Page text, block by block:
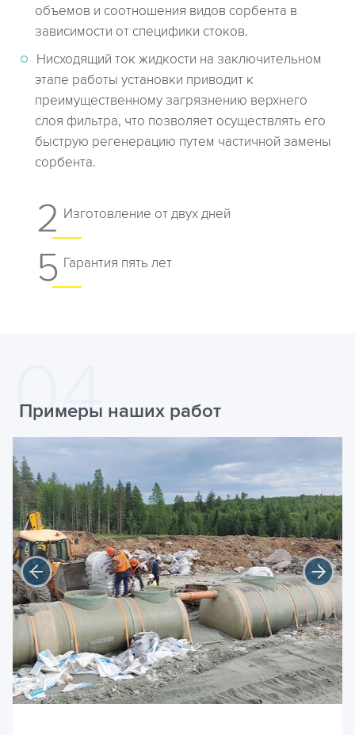
объемов и соотношения видов сорбента в
зависимости от специфики стоков.
Нисходящий ток жидкости на заключительном
этапе работы установки приводит к
преимущественному загрязнению верхнего
слоя фильтра, что позволяет осуществлять его
быструю регенерацию путем частичной замены
сорбента.
2 Изготовление от двух дней
5 Гарантия пять лет
Примеры наших работ